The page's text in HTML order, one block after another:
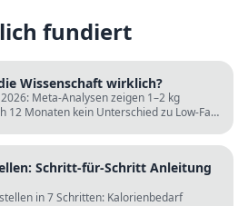
fundiert
Wissenschaft wirklich?
Meta-Analysen zeigen 1–2 kg
12 Monaten kein Unterschied zu Low-Fat.
Schritt-für-Schritt Anleitung
in 7 Schritten: Kalorienbedarf